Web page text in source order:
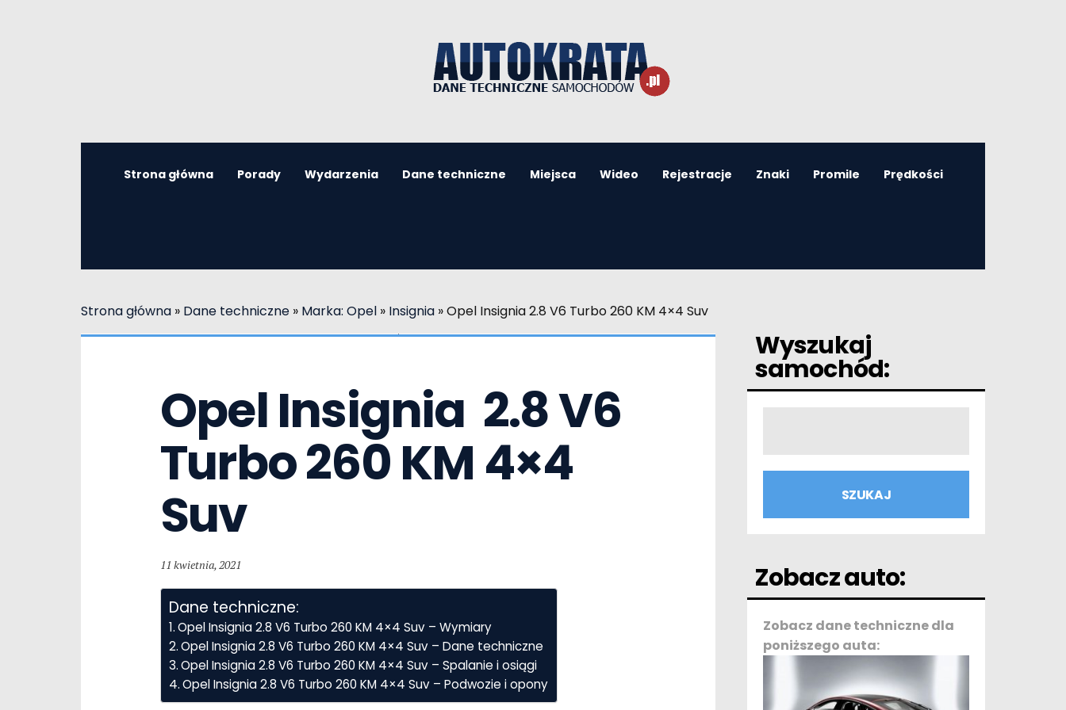
Strona główna Porady Wydarzenia Dane techniczne Miejsca Wideo Rejestracje Znaki Promile Prędkości
Strona główna » Dane techniczne » Marka: Opel » Insignia »Opel Insignia 2.8 V6 Turbo 260 KM 4×4 Suv
Opel Insignia  2.8 V6
Turbo 260 KM 4×4
Suv
11 kwietnia, 2021
Dane techniczne:
Opel Insignia 2.8 V6 Turbo 260 KM 4×4 Suv – Wymiary
Opel Insignia 2.8 V6 Turbo 260 KM 4×4 Suv – Dane techniczne
Opel Insignia 2.8 V6 Turbo 260 KM 4×4 Suv – Spalanie i osiągi
Opel Insignia 2.8 V6 Turbo 260 KM 4×4 Suv – Podwozie i opony
Wyszukaj
samochód:
Zobacz auto:
Zobacz dane techniczne dla
poniższego auta: